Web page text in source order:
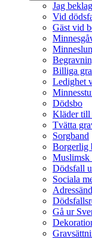
Jag
Vid
Gäst vid
Billiga
Ledighet
Dödsbo
Kläder till
Tvätta
Sorgband
Borgerlig
Muslimsk
Dödsfall
Sociala
Gå ur